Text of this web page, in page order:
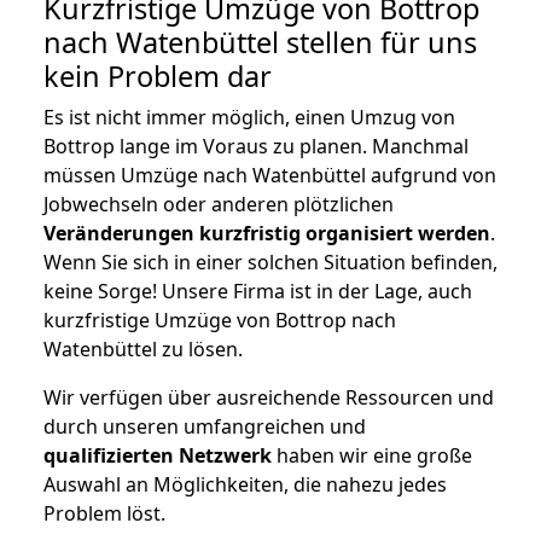
Kurzfristige Umzüge von Bottrop
nach Watenbüttel stellen für uns
kein Problem dar
Es ist nicht immer möglich, einen Umzug von
Bottrop lange im Voraus zu planen. Manchmal
müssen Umzüge nach Watenbüttel aufgrund von
Jobwechseln oder anderen plötzlichen
Veränderungen kurzfristig organisiert werden.
Wenn Sie sich in einer solchen Situation befinden,
keine Sorge! Unsere Firma ist in der Lage, auch
kurzfristige Umzüge von Bottrop nach
Watenbüttel zu lösen.
Wir verfügen über ausreichende Ressourcen und
durch unseren umfangreichen und
qualifizierten Netzwerk haben wir eine große
Auswahl an Möglichkeiten, die nahezu jedes
Problem löst.